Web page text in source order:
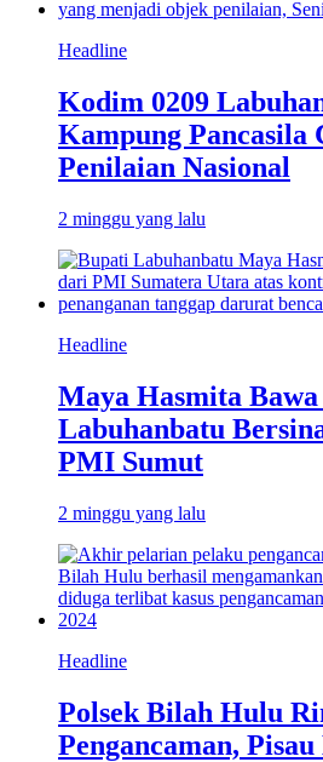
Headline
Kodim 0209
Kampung Pancasila
Penilaian Nasional
2 minggu yang lalu
Headline
Maya Hasmita Bawa
Labuhanbatu
PMI Sumut
2 minggu yang lalu
Headline
Polsek Bilah Hulu
Pengancaman,